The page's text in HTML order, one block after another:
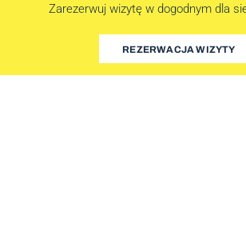
Zarezerwuj wizytę w dogodnym dla
REZERWACJA WIZYTY